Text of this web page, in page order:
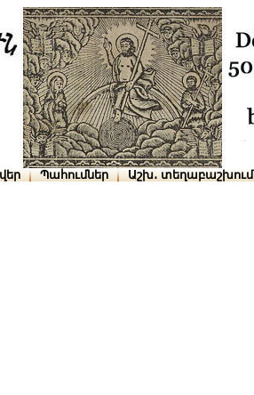
Պահումներ Աշխ․ տեղաբաշխում